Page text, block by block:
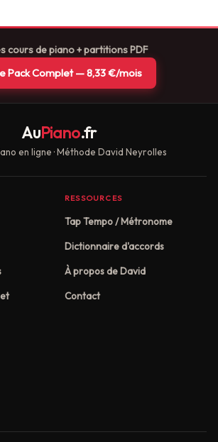
cours de piano + partitions PDF
Pack Complet — 8,33 €/mois
AuPiano.fr
en ligne · Méthode David Neyrolles
RESSOURCES
Tap Tempo / Métronome
Dictionnaire d'accords
À propos de David
Contact